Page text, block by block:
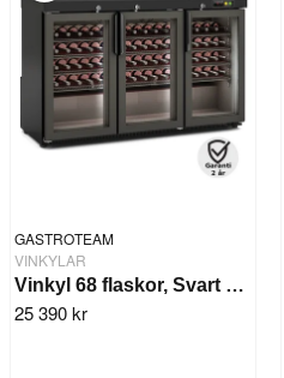
GASTROTEAM
VINKYLAR
Vinkyl 68 flaskor, Svart 480 W.
25 390 kr